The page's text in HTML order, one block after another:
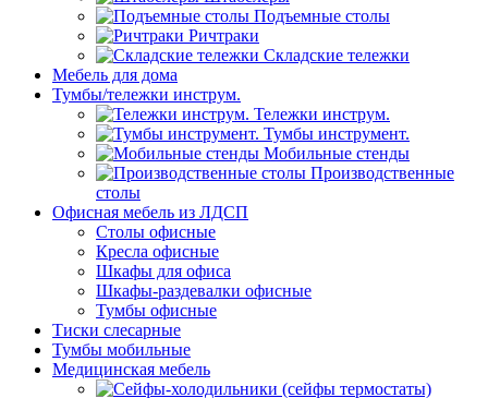
Подъемные столы
Ричтраки
Складские тележки
Мебель для дома
Тумбы/тележки инструм.
Тележки инструм.
Тумбы инструмент.
Мобильные стенды
Производственные
столы
Офисная мебель из ЛДСП
Столы офисные
Кресла офисные
Шкафы для офиса
Шкафы-раздевалки офисные
Тумбы офисные
Тиски слесарные
Тумбы мобильные
Медицинская мебель